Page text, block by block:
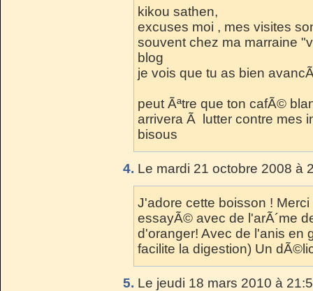
kikou sathen,
excuses moi , mes visites
souvent chez ma marraine
blog
je vois que tu as bien
peut Ãªtre que ton cafÃ©
arrivera Ã lutter contre mes
bisous
4. Le mardi 21 octobre 2008 à
J'adore cette boisson !
essayÃ© avec de l'arÃ´me
d'oranger! Avec de l'anis en
facilite la digestion) Un
5. Le jeudi 18 mars 2010 à